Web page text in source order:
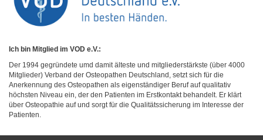
Ich bin Mitglied im VOD e.V.:
Der 1994 gegründete umd damit älteste und mitgliederstärkste (über 4000
Mitglieder) Verband der Osteopathen Deutschland, setzt sich für die
Anerkennung des Osteopathen als eigenständiger Beruf auf qualitativ
höchsten Niveau ein, der den Patienten im Erstkontakt behandelt. Er klärt
über Osteopathie auf und sorgt für die Qualitätssicherung im Interesse der
Patienten.